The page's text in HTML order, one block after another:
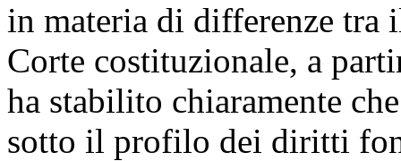
in materia di differenze tra
Corte costituzionale, a
ha stabilito chiaramente
sotto il profilo dei diritti